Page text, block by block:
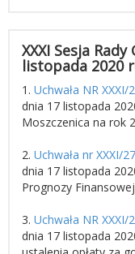
XXXI Sesja
listopada 2020
1. Uchwała NR XXXI/
dnia 17 listopada
Moszczenica na rok
2. Uchwała nr XXXI/
dnia 17 listopada
Prognozy
3. Uchwała NR XXXI/
dnia 17 listopada